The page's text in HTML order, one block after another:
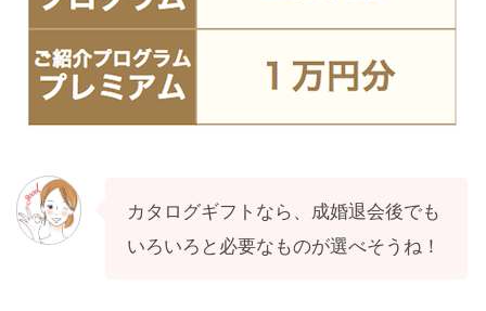
カタログギフトなら、成婚退会後でも
いろいろと必要なものが選べそうね！